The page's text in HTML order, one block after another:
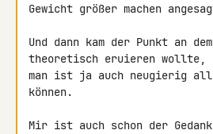
Gewicht größer machen
Und dann kam der Punkt an
theoretisch eruieren wollte,
man ist ja auch neugierig
können.
Mir ist auch schon der